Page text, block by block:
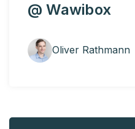
@ Wawibox
Oliver Rathmann